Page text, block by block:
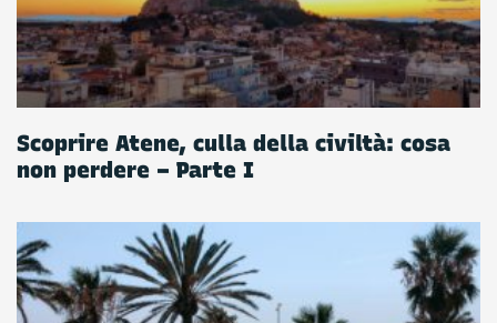
Scoprire Atene, culla della civiltà: cosa
non perdere – Parte I